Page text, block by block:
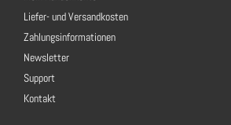
Liefer- und Versandkosten
Zahlungsinformationen
Newsletter
Support
Kontakt